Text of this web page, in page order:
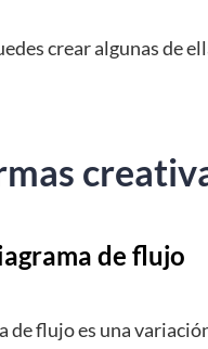
crear algunas de
de flujo
de flujo es una